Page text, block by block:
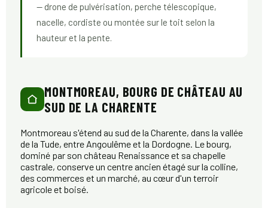
— drone de pulvérisation, perche télescopique,
nacelle, cordiste ou montée sur le toit selon la
hauteur et la pente.
MONTMOREAU, BOURG DE CHÂTEAU AU
SUD DE LA CHARENTE
Montmoreau s'étend au sud de la Charente, dans la vallée
de la Tude, entre Angoulême et la Dordogne. Le bourg,
dominé par son château Renaissance et sa chapelle
castrale, conserve un centre ancien étagé sur la colline,
des commerces et un marché, au cœur d'un terroir
agricole et boisé.